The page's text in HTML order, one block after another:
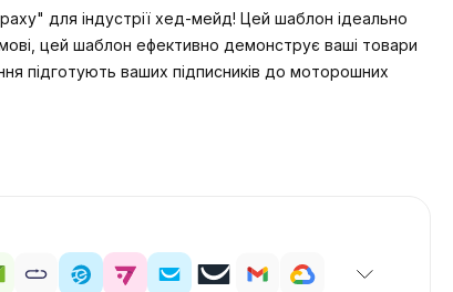
для індустрії хед-мейд! Цей шаблон ідеально
цей шаблон ефективно демонструє ваші товари
підготують ваших підписників до моторошних